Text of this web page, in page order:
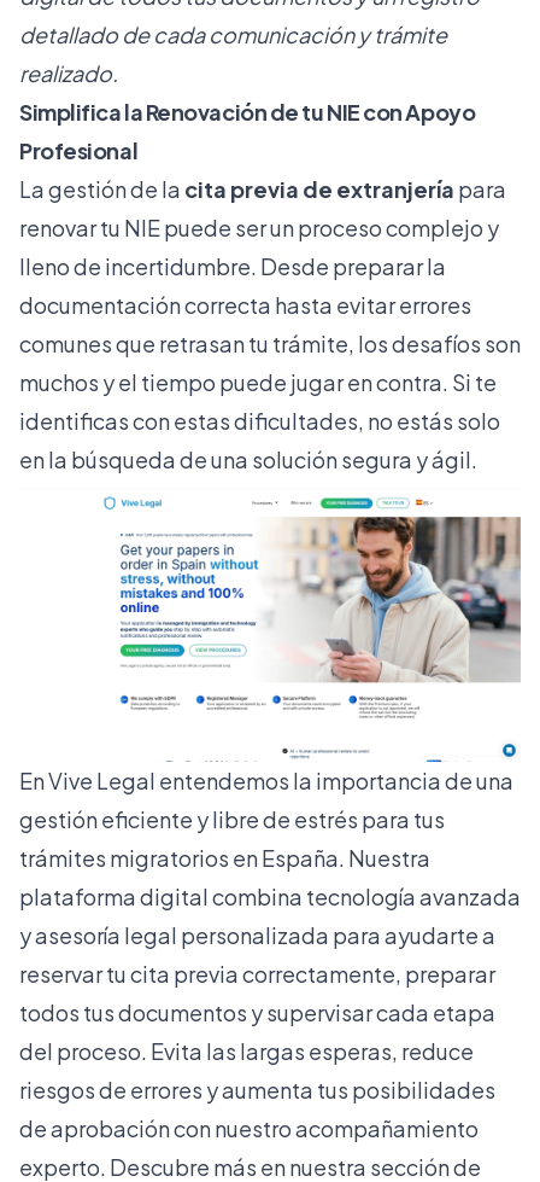
detallado de cada comunicación y trámite
realizado.
Simplifica la Renovación de tu NIE con Apoyo
Profesional
La gestión de la cita previa de extranjería para
renovar tu NIE puede ser un proceso complejo y
lleno de incertidumbre. Desde preparar la
documentación correcta hasta evitar errores
comunes que retrasan tu trámite, los desafíos son
muchos y el tiempo puede jugar en contra. Si te
identificas con estas dificultades, no estás solo
en la búsqueda de una solución segura y ágil.
EnVive Legal entendemos la importancia de una
gestión eficiente y libre de estrés para tus
trámites migratorios en España. Nuestra
plataforma digital combina tecnología avanzada
y asesoría legal personalizada para ayudarte a
reservar tu cita previa correctamente, preparar
todos tus documentos y supervisar cada etapa
del proceso. Evita las largas esperas, reduce
riesgos de errores y aumenta tus posibilidades
de aprobación con nuestro acompañamiento
experto. Descubre más en nuestra sección de